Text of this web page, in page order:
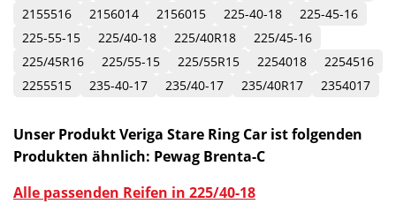
2155516
2156014 2156015 225-40-18
225-45-16
225-55-15
225/40-18 225/40R18
225/45-16
225/45R16
225/55-15 225/55R15 2254018
2254516
2255515
235-40-17 235/40-17 235/40R17 2354017
Unser Produkt Veriga Stare Ring Car ist folgenden
Produkten ähnlich: Pewag Brenta-C
Alle passenden Reifen in 225/40-18